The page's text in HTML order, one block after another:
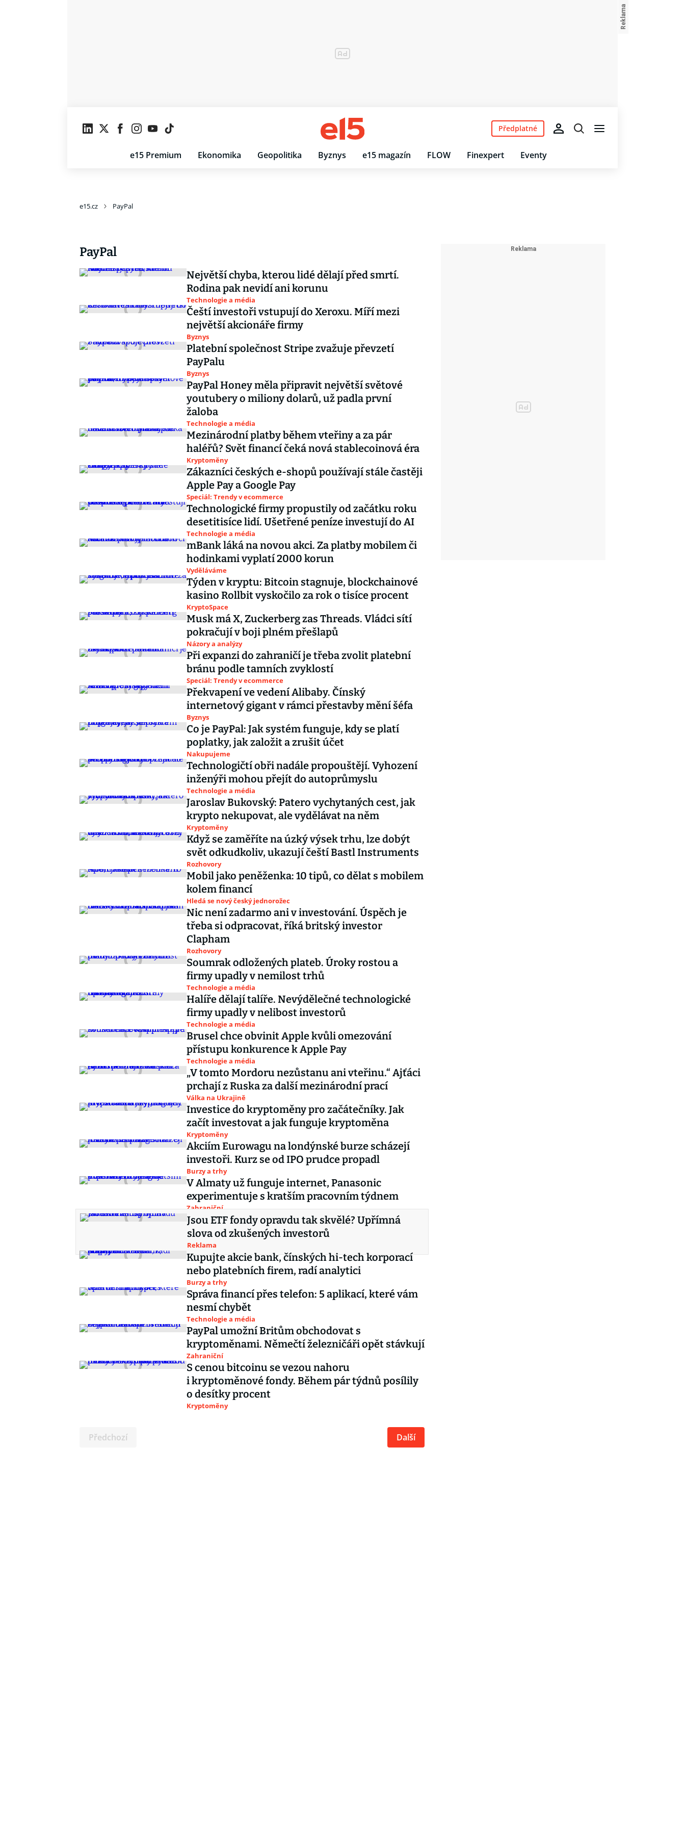
e15 Premium Ekonomika Geopolitika Byznys e15 magazín FLOW Finexpert Eventy
Předplatné
e15.cz PayPal
PayPal
Největší chyba, kterou lidé dělají před smrtí.
Rodina pak nevidí ani korunu
Technologie a média
Čeští investoři vstupují do Xeroxu. Míří mezi
největší akcionáře firmy
Byznys
Platební společnost Stripe zvažuje převzetí
PayPalu
Byznys
PayPal Honey měla připravit největší světové
youtubery o miliony dolarů, už padla první
žaloba
Technologie a média
Mezinárodní platby během vteřiny a za pár
haléřů? Svět financí čeká nová stablecoinová éra
Kryptoměny
Zákazníci českých e-shopů používají stále častěji
Apple Pay a Google Pay
Speciál: Trendy v ecommerce
Technologické firmy propustily od začátku roku
desetitisíce lidí. Ušetřené peníze investují do AI
Technologie a média
mBank láká na novou akci. Za platby mobilem či
hodinkami vyplatí 2000 korun
Vyděláváme
Týden v kryptu: Bitcoin stagnuje, blockchainové
kasino Rollbit vyskočilo za rok o tisíce procent
KryptoSpace
Musk má X, Zuckerberg zas Threads. Vládci sítí
pokračují v boji plném přešlapů
Názory a analýzy
Při expanzi do zahraničí je třeba zvolit platební
bránu podle tamních zvyklostí
Speciál: Trendy v ecommerce
Překvapení ve vedení Alibaby. Čínský
internetový gigant v rámci přestavby mění šéfa
Byznys
Co je PayPal: Jak systém funguje, kdy se platí
poplatky, jak založit a zrušit účet
Nakupujeme
Technologičtí obři nadále propouštějí. Vyhození
inženýři mohou přejít do autoprůmyslu
Technologie a média
Jaroslav Bukovský: Patero vychytaných cest, jak
krypto nekupovat, ale vydělávat na něm
Kryptoměny
Když se zaměříte na úzký výsek trhu, lze dobýt
svět odkudkoliv, ukazují čeští Bastl Instruments
Rozhovory
Mobil jako peněženka: 10 tipů, co dělat s mobilem
kolem financí
Hledá se nový český jednorožec
Nic není zadarmo ani v investování. Úspěch je
třeba si odpracovat, říká britský investor
Clapham
Rozhovory
Soumrak odložených plateb. Úroky rostou a
firmy upadly v nemilost trhů
Technologie a média
Halíře dělají talíře. Nevýdělečné technologické
firmy upadly v nelibost investorů
Technologie a média
Brusel chce obvinit Apple kvůli omezování
přístupu konkurence k Apple Pay
Technologie a média
„V tomto Mordoru nezůstanu ani vteřinu.“ Ajťáci
prchají z Ruska za další mezinárodní prací
Válka na Ukrajině
Investice do kryptoměny pro začátečníky. Jak
začít investovat a jak funguje kryptoměna
Kryptoměny
Akciím Eurowagu na londýnské burze scházejí
investoři. Kurz se od IPO prudce propadl
Burzy a trhy
V Almaty už funguje internet, Panasonic
experimentuje s kratším pracovním týdnem
Zahraniční
Jsou ETF fondy opravdu tak skvělé? Upřímná
slova od zkušených investorů
Reklama
Kupujte akcie bank, čínských hi-tech korporací
nebo platebních firem, radí analytici
Burzy a trhy
Správa financí přes telefon: 5 aplikací, které vám
nesmí chybět
Technologie a média
PayPal umožní Britům obchodovat s
kryptoměnami. Němečtí železničáři opět stávkují
Zahraniční
S cenou bitcoinu se vezou nahoru
i kryptoměnové fondy. Během pár týdnů posílily
o desítky procent
Kryptoměny
Předchozí Další